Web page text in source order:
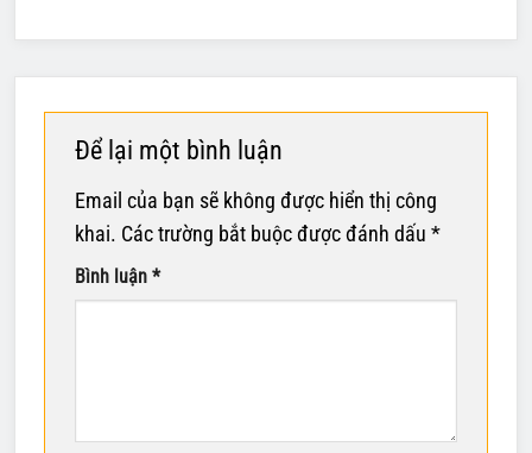
Để lại một bình luận
Email của bạn sẽ không được hiển thị công
khai. Các trường bắt buộc được đánh dấu *
Bình luận *